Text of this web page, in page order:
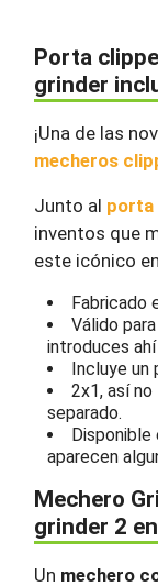
Porta
grinder
¡Una de las
mecheros
Junto al porta
inventos que
este icónico
Fabricado
Válido
introduces
Incluye un
2x1, así
separado.
aparecen
Mechero
grinder 2
Un mechero